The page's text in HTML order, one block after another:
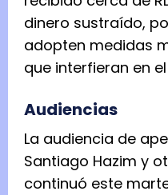
dinero sustraído,
adopten medidas
que interfieran en
Audiencias
La audiencia de
Santiago Hazim y
continuó este